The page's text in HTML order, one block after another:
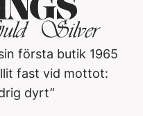
första butik 1965
fast vid mottot:
dyrt”